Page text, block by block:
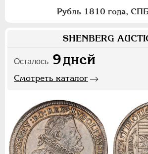
Рубль 1810 года,
SHENBERG
Осталось 9дней
Смотреть каталог